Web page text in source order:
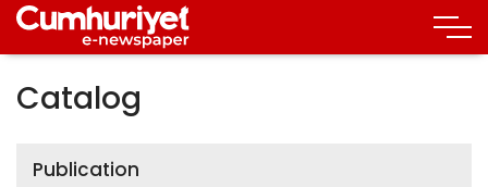
Catalog
Publication